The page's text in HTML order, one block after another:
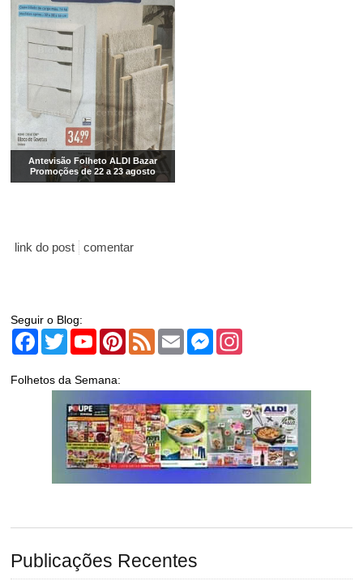
Antevisão Folheto ALDI Bazar
Promoções de 22 a 23 agosto
link do post comentar
Seguir o Blog:
Facebook
TwitterYouTubePinterest
Feed Email Messenger
Folhetos da Semana:
Publicações Recentes